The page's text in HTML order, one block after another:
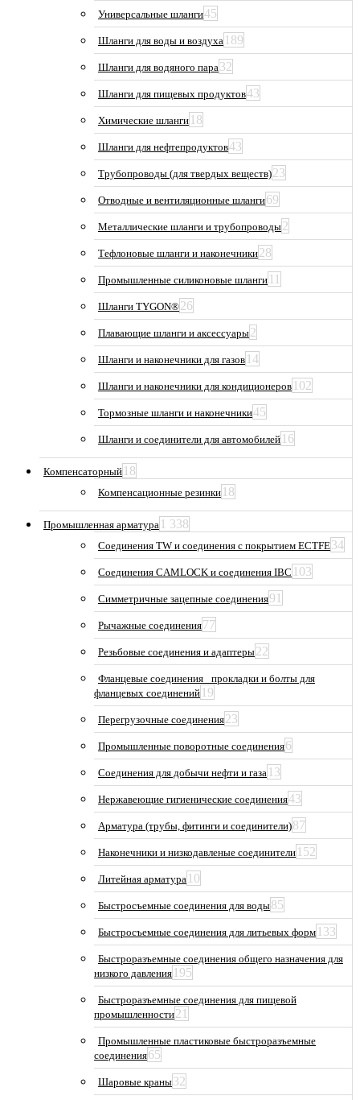
Универсальные шланги45
Шланги для воды и воздуха 189
Шланги для водяного пара32
Шланги для пищевых продуктов43
Химические шланги 18
Шланги для нефтепродуктов43
Трубопроводы (для твердых веществ)23
Отводные и вентиляционные шланги69
Металлические шланги и трубопроводы2
Тефлоновые шланги и наконечники28
Промышленные силиконовые шланги 11
Шланги TYGON®26
Плавающие шланги и аксессуары2
Шланги и наконечники для газов 14
Шланги и наконечники для кондиционеров 102
Тормозные шланги и наконечники45
Шланги и соединители для автомобилей 16
Компенсаторный 18
Компенсационные резинки 18
Промышленная арматура 1 338
Соединения TW и соединения с покрытием ECTFE34
Соединения CAMLOCK и соединения IBC 103
Симметричные зацепные соединения91
Рычажные соединения77
Резьбовые соединения и адаптеры22
Фланцевые соединения_ прокладки и болты для
фланцевых соединений 19
Перегрузочные соединения23
Промышленные поворотные соединения6
Соединения для добычи нефти и газа 13
Нержавеющие гигиенические соединения43
Арматура (трубы, фитинги и соединители)87
Наконечники и низкодавленые соединители 152
Литейная арматура 10
Быстросъемные соединения для воды85
Быстросъемные соединения для литьевых форм 133
Быстроразъемные соединения общего назначения для
низкого давления 195
Быстроразъемные соединения для пищевой
промышленности21
Промышленные пластиковые быстроразъемные
соединения65
Шаровые краны32